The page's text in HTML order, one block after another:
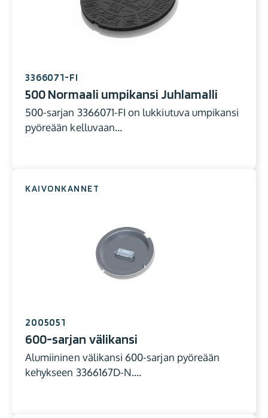
3366071-FI
500 Normaali umpikansi Juhlamalli
500-sarjan 3366071-FI on lukkiutuva umpikansi
pyöreään kelluvaan…
KAIVONKANNET
2005051
600-sarjan välikansi
Alumiininen välikansi 600-sarjan pyöreään
kehykseen 3366167D-N.…